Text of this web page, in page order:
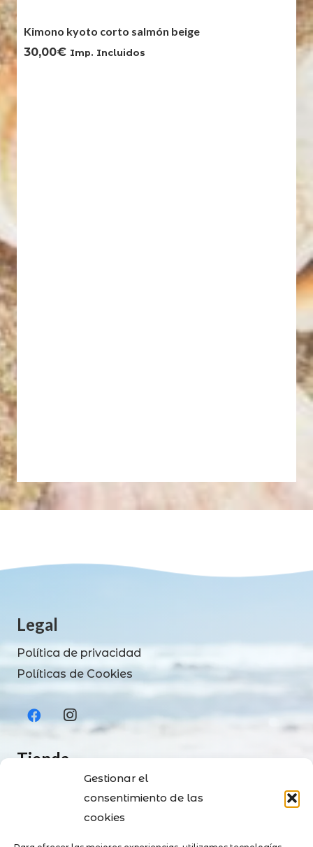
Gestionar el
consentimiento de las
cookies
Kimono kyoto corto salmón beige
30,00€ Imp. Incluidos
Legal
Política de privacidad
Políticas de Cookies
Tienda